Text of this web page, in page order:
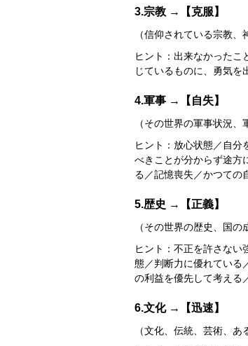
3.宗教 →【克服】
（信仰されている宗教
ヒント：出来なかったこ
じているものに、勇気を
4.軍事 →【自失】
（その世界の軍事状況
ヒント：放心状態／自分
べきことが分からず途方
る／記憶喪失／かつての
5.歴史 →【正義】
（その世界の歴史、国
ヒント：不正を許さない
態／判断力に優れている
の利益を優先して考える
6.文化 →【迅速】
（文化、伝統、芸術、あ